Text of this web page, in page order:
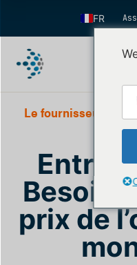
FR
FI
KO
NL
PT
Le fournisseur de
Entrer
Besoin
prix de